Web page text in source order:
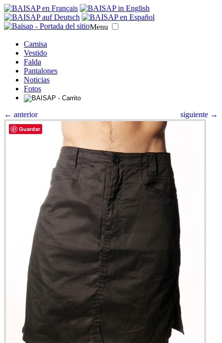
Menu
Camisa
Vestido
Falda
Pantalones
Noticias
Fotos
siguiente →
← anterior
Guardar